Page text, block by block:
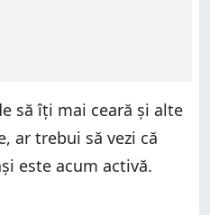
să îți mai ceară și alte
ar trebui să vezi că
este acum activă.